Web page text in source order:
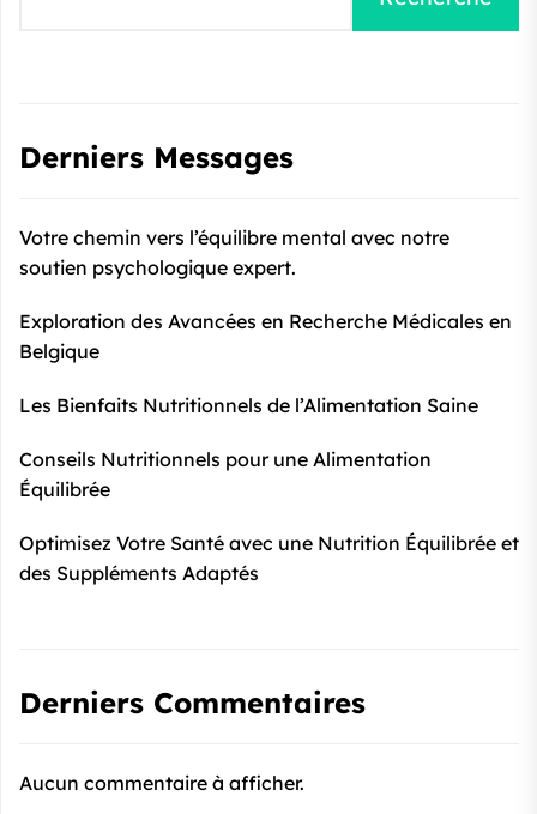
Derniers Messages
Votre chemin vers l’équilibre mental avec notre
soutien psychologique expert.
Exploration des Avancées en Recherche Médicales en
Belgique
Les Bienfaits Nutritionnels de l’Alimentation Saine
Conseils Nutritionnels pour une Alimentation
Équilibrée
Optimisez Votre Santé avec une Nutrition Équilibrée et
des Suppléments Adaptés
Derniers Commentaires
Aucun commentaire à afficher.